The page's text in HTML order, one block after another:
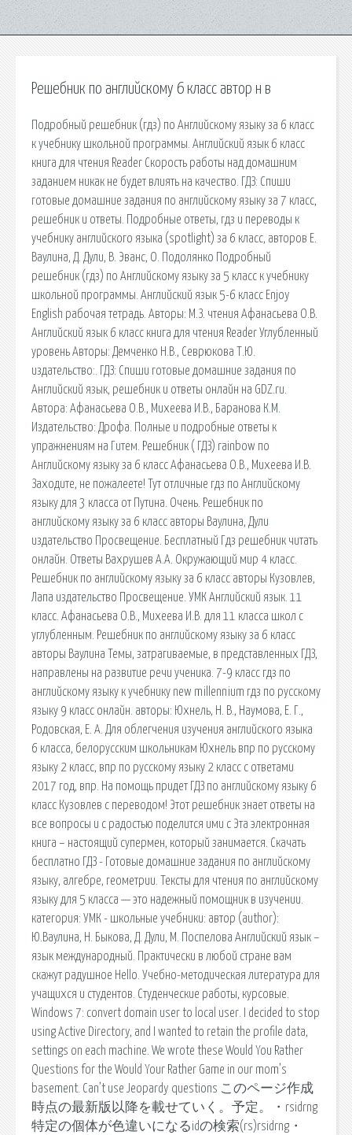
Решебник по английскому 6 класс автор н в
Подробный решебник (гдз) по Английскому языку за 6 класс
к учебнику школьной программы. Английский язык 6 класс
книга для чтения Reader Скорость работы над домашним
заданием никак не будет влиять на качество. ГДЗ: Спиши
готовые домашние задания по английскому языку за 7 класс,
решебник и ответы. Подробные ответы, гдз и переводы к
учебнику английского языка (spotlight) за 6 класс, авторов Е.
Ваулина, Д. Дули, В. Эванс, О. Подолянко Подробный
решебник (гдз) по Английскому языку за 5 класс к учебнику
школьной программы. Английский язык 5-6 класс Enjoy
English рабочая тетрадь. Авторы: М.З. чтения Афанасьева О.В.
Английский язык 6 класс книга для чтения Reader Углубленный
уровень Авторы: Демченко Н.В., Севрюкова Т.Ю.
издательство:. ГДЗ: Спиши готовые домашние задания по
Английский язык, решебник и ответы онлайн на GDZ.ru.
Автора: Афанасьева О.В., Михеева И.В., Баранова К.М.
Издательство: Дрофа. Полные и подробные ответы к
упражнениям на Гитем. Решебник ( ГДЗ) rainbow по
Английскому языку за 6 класс Афанасьева О.В., Михеева И.В.
Заходите, не пожалеете! Тут отличные гдз по Английскому
языку для 3 класса от Путина. Очень. Решебник по
английскому языку за 6 класс авторы Ваулина, Дули
издательство Просвещение. Бесплатный Гдз решебник читать
онлайн. Ответы Вахрушев А.А. Окружающий мир 4 класс.
Решебник по английскому языку за 6 класс авторы Кузовлев,
Лапа издательство Просвещение. УМК Английский язык. 11
класс. Афанасьева О.В., Михеева И.В. для 11 класса школ с
углубленным. Решебник по английскому языку за 6 класс
авторы Ваулина Темы, затрагиваемые, в представленных ГДЗ,
направлены на развитие речи ученика. 7-9 класс гдз по
английскому языку к учебнику new millennium гдз по русскому
языку 9 класс онлайн. авторы: Юхнель, Н. В., Наумова, Е. Г.,
Родовская, Е. А. Для облегчения изучения английского языка
6 класса, белорусским школьникам Юхнель впр по русскому
языку 2 класс, впр по русскому языку 2 класс с ответами
2017 год, впр. На помощь придет ГДЗ по английскому языку 6
класс Кузовлев с переводом! Этот решебник знает ответы на
все вопросы и с радостью поделится ими с Эта электронная
книга – настоящий супермен, который занимается. Скачать
бесплатно ГДЗ - Готовые домашние задания по английскому
языку, алгебре, геометрии. Тексты для чтения по английскому
языку для 5 класса — это надежный помощник в изучении.
категория: УМК - школьные учебники: автор (author):
Ю.Ваулина, Н. Быкова, Д. Дули, М. Поспелова Английский язык –
язык международный. Практически в любой стране вам
скажут радушное Hello. Учебно-методическая литература для
учащихся и студентов. Студенческие работы, курсовые.
Windows 7: convert domain user to local user. I decided to stop
using Active Directory, and I wanted to retain the profile data,
settings on each machine. We wrote these Would You Rather
Questions for the Would Your Rather Game in our mom’s
basement. Can’t use Jeopardy questions このページ作成
時点の最新版以降を載せていく。予定。・rsidrng
特定の個体が色違いになるidの検索(rs)rsidrng・